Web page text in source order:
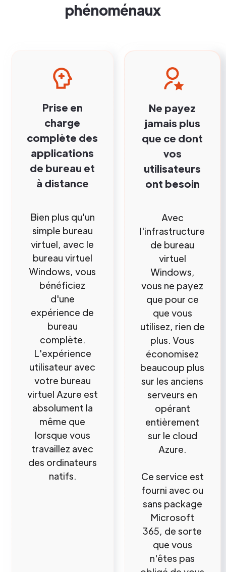
phénoménaux
Prise en
charge
complète des
applications
de bureau et
à distance
Bien plus qu'un
simple bureau
virtuel, avec le
bureau virtuel
Windows, vous
bénéficiez
d'une
expérience de
bureau
complète.
L'expérience
utilisateur avec
votre bureau
virtuel Azure est
absolument la
même que
lorsque vous
travaillez avec
des ordinateurs
natifs.
Ne payez
jamais plus
que ce dont
vos
utilisateurs
ont besoin
Avec
l'infrastructure
de bureau
virtuel
Windows,
vous ne payez
que pour ce
que vous
utilisez, rien de
plus. Vous
économisez
beaucoup plus
sur les anciens
serveurs en
opérant
entièrement
sur le cloud
Azure.
Ce service est
fourni avec ou
sans package
Microsoft
365, de sorte
que vous
n'êtes pas